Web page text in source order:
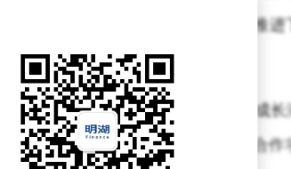
一里程碑式的成就预示着Arqit在推进
设施以及企业客户设计。
堡设立的创新基地，致力于连接高成
卢森堡Technoport技术孵化器的合